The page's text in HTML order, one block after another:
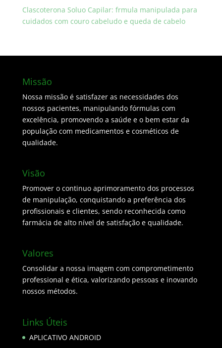
Clascoterona Soluo Capilar: frmula manipulada para
cuidados com couro cabeludo e queda de cabelo
Missão
Nossa missão é satisfazer as necessidades dos
nossos pacientes, manipulando fórmulas com
excelência, promovendo a saúde e o bem estar da
população com medicamentos e cosméticos de
qualidade.
Visão
Promover o continuo aprimoramento dos processos
de manipulação, conquistando a preferência dos
profissionais e clientes, sendo reconhecida como
farmácia de alto nível de satisfação e qualidade.
Valores
Consolidar a nossa imagem com comprometimento
professional e ética, valorizando pessoas e inovando
nossos métodos.
Links Úteis
APLICATIVO ANDROID